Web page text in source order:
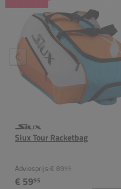
Siux Tour Racketbag
Adviesprijs:€ 8995
€ 5995